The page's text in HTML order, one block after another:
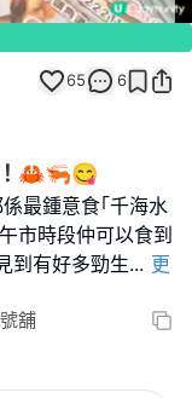
Unmute
65 6
！🦀🦐😋
最鍾意食｢千海水
市時段仲可以食到
到有好多勁生... 更
舖